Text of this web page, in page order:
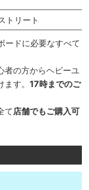
トリート
ードに必要なすべて
者の方からヘビーユ
す。 17時までのご
て店舗でもご購入可